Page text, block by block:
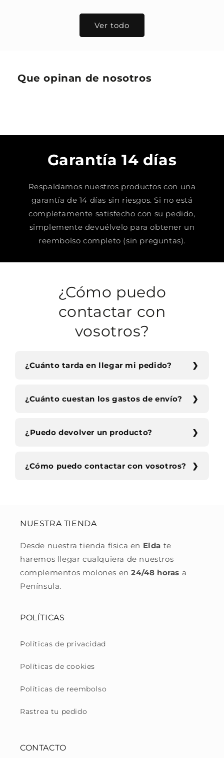
Ver todo
Que opinan de nosotros
Garantía 14 días
Respaldamos nuestros productos con una
garantía de 14 días sin riesgos. Si no está
completamente satisfecho con su pedido,
simplemente devuélvelo para obtener un
reembolso completo (sin preguntas).
¿Cómo puedo
contactar con
vosotros?
¿Cuánto tarda en llegar mi pedido?
¿Cuánto cuestan los gastos de envío?
¿Puedo devolver un producto?
¿Cómo puedo contactar con vosotros?
NUESTRA TIENDA
Desde nuestra tienda física en Elda te
haremos llegar cualquiera de nuestros
complementos molones en24/48 horas a
Península.
POLÍTICAS
Políticas de privacidad
Políticas de cookies
Políticas de reembolso
Rastrea tu pedido
CONTACTO